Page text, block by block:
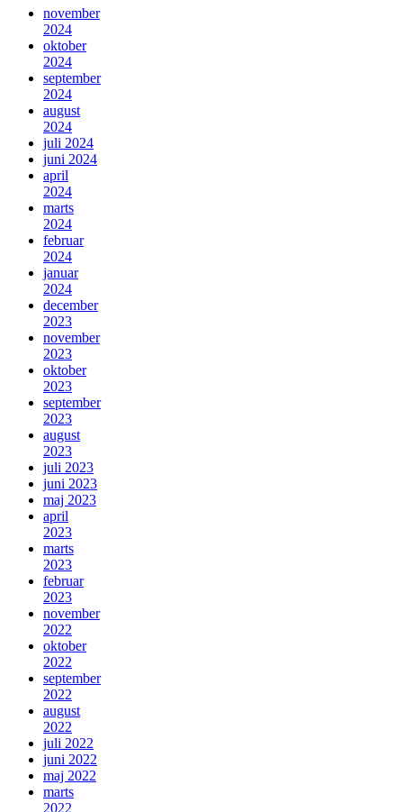
november
2024
oktober
2024
september
2024
august
2024
juli 2024
juni 2024
april
2024
marts
2024
februar
2024
januar
2024
december
2023
november
2023
oktober
2023
september
2023
august
2023
juli 2023
juni 2023
maj 2023
april
2023
marts
2023
februar
2023
november
2022
oktober
2022
september
2022
august
2022
juli 2022
juni 2022
maj 2022
marts
2022